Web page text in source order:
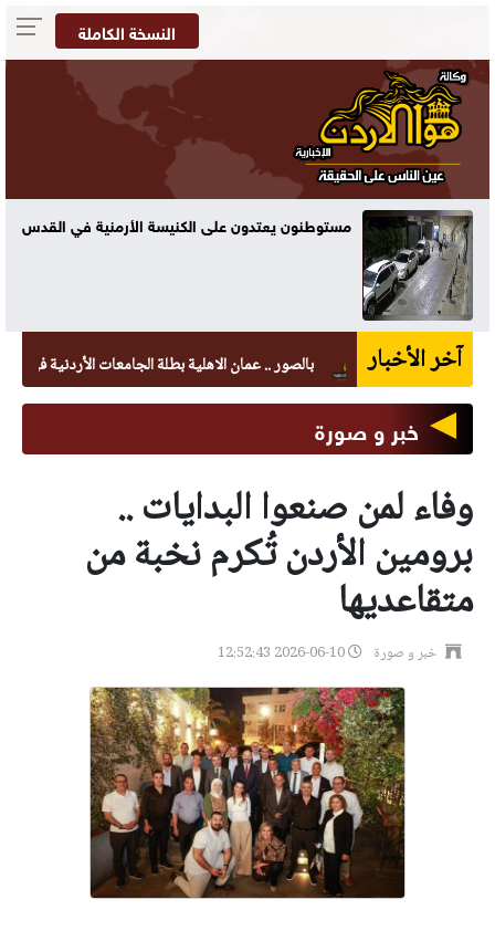
النسخة الكاملة
مستوطنون يعتدون على الكنيسة الأرمنية في القدس
آخر الأخبار بالصور .. عمان الاهلية بطلة الجامعات الأردنية في الكراتيه
خبر و صورة
وفاء لمن صنعوا البدايات ..
برومين الأردن تُكرم نخبة من
متقاعديها
خبر و صورة